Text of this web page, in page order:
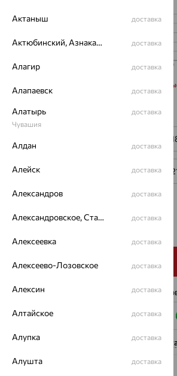
Запросить
Размеры:
19 20.5
Калькулятор размера Другой размер
от 36 117
4 платежа по 9 029 с помощью
Нужна помощь
Актаныш доставка
Актюбинский, Азнакаевский район доставка
Алагир доставка
Алапаевск доставка
Алатырь
Чувашия
доставка
Алдан доставка
Алейск доставка
Александров доставка
Александровское, Ставропольский край доставка
Алексеевка доставка
Алексеево-Лозовское доставка
Алексин доставка
Алтайское доставка
Алупка доставка
Алушта доставка